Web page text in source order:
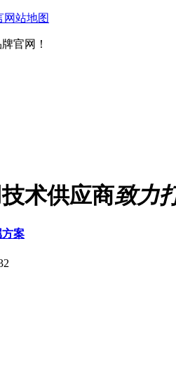
网站地图
官网！
术供应商致力
案